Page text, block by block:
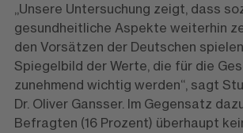
„Unsere Untersuchung zeigt, dass
gesundheitliche Aspekte weiterhin
den Vorsätzen der Deutschen
Spiegelbild der Werte, die für die
zunehmend wichtig werden“, sagt
Dr. Oliver Gansser. Im Gegensatz
Befragten (16 Prozent) überhaupt